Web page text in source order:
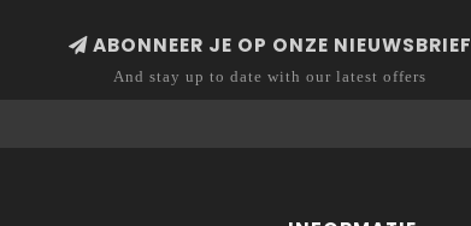
ABONNEER JE OP ONZE NIEUWSBRIEF
And stay up to date with our latest offers